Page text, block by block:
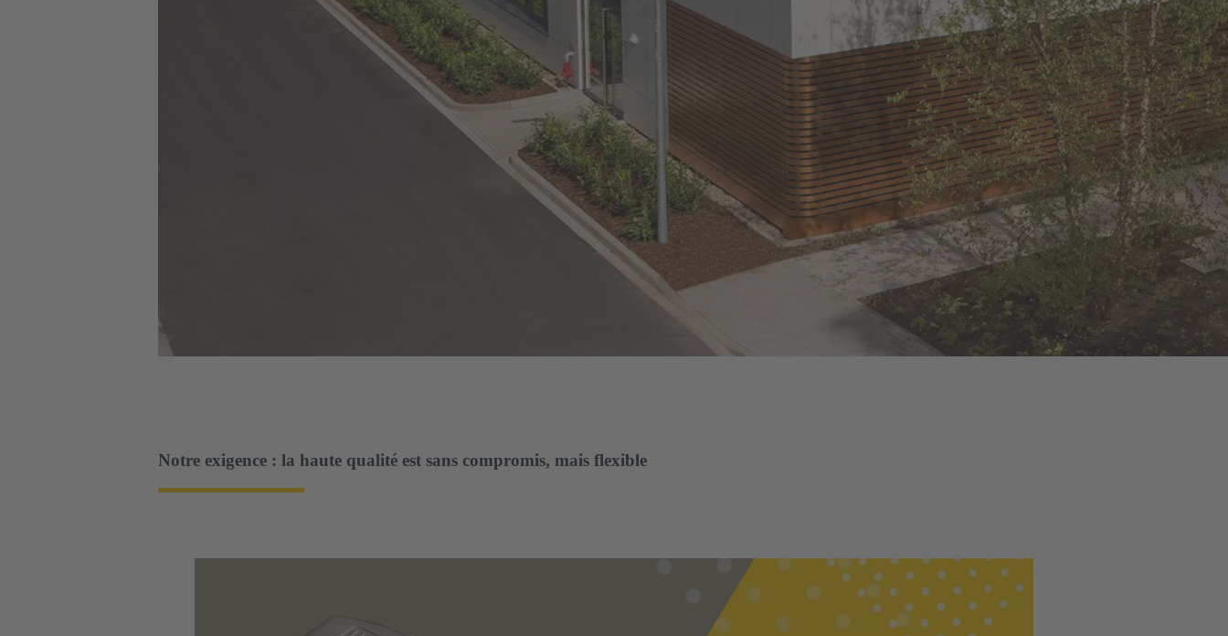
Notre exigence : la haute qualité est sans compromis, mais flexible